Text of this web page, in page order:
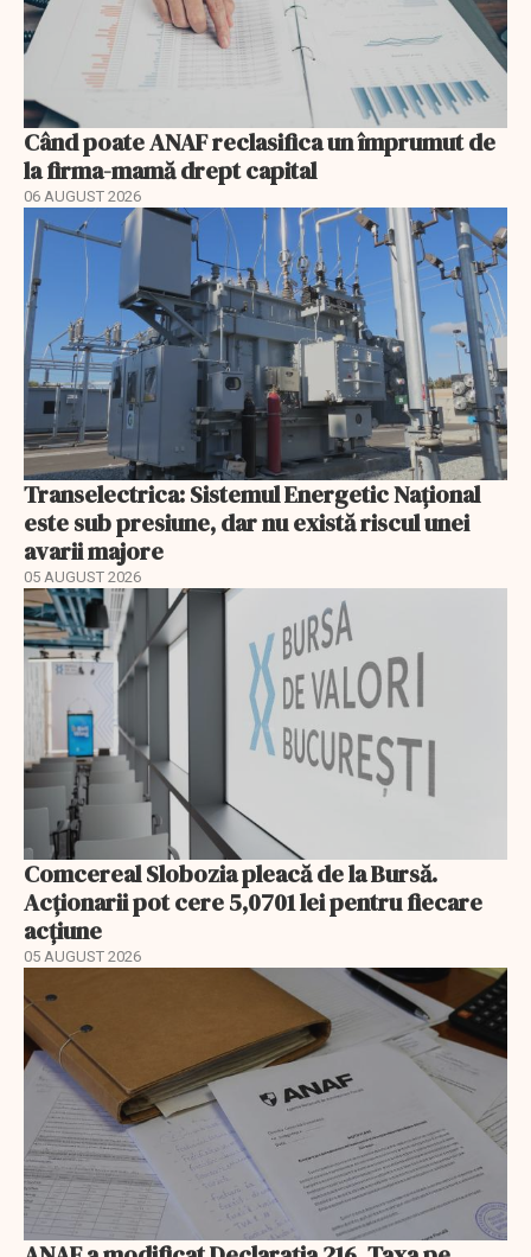
Când poate ANAF reclasifica un împrumut de
la firma-mamă drept capital
06 AUGUST 2026
Transelectrica: Sistemul Energetic Național
este sub presiune, dar nu există riscul unei
avarii majore
05 AUGUST 2026
Comcereal Slobozia pleacă de la Bursă.
Acționarii pot cere 5,0701 lei pentru fiecare
acțiune
05 AUGUST 2026